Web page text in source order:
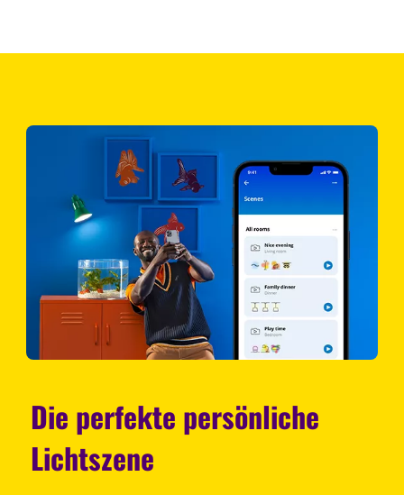
Die perfekte persönliche
Lichtszene